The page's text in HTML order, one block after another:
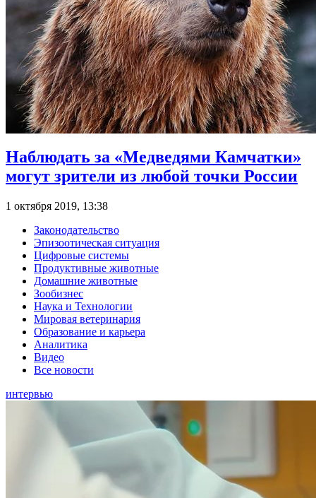
Наблюдать за «Медведями Камчатки»
могут зрители из любой точки России
1 октября 2019, 13:38
Законодательство
Эпизоотическая ситуация
Цифровые системы
Продуктивные животные
Домашние животные
Зообизнес
Наука и Технологии
Мировая ветеринария
Образование и карьера
Аналитика
Видео
Все новости
интервью